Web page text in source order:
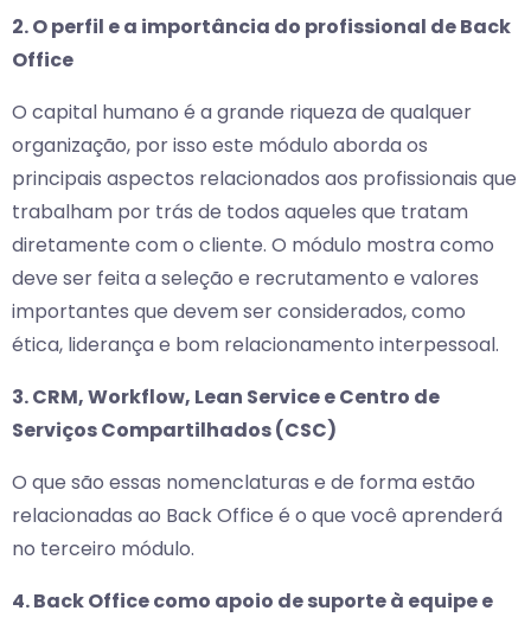
2. O perfil e a importância do profissional de Back
Office
O capital humano é a grande riqueza de qualquer
organização, por isso este módulo aborda os
principais aspectos relacionados aos profissionais que
trabalham por trás de todos aqueles que tratam
diretamente com o cliente. O módulo mostra como
deve ser feita a seleção e recrutamento e valores
importantes que devem ser considerados, como
ética, liderança e bom relacionamento interpessoal.
3. CRM, Workflow, Lean Service e Centro de
Serviços Compartilhados (CSC)
O que são essas nomenclaturas e de forma estão
relacionadas ao Back Office é o que você aprenderá
no terceiro módulo.
4. Back Office como apoio de suporte à equipe e